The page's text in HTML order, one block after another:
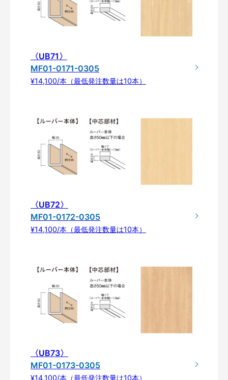
〈UB71〉
MF01-0171-0305
¥14,100/本（最低発注数量は10本）
〈UB72〉
MF01-0172-0305
¥14,100/本（最低発注数量は10本）
〈UB73〉
MF01-0173-0305
¥14,100/本（最低発注数量は10本）